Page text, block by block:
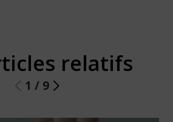
relatifs
1 / 9